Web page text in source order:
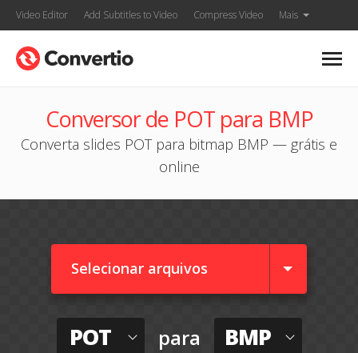
Video Editor Add Subtitles to Video Compress Video Mais
Conversor de POT para BMP
Converta slides POT para bitmap BMP — grátis e
online
Selecionar arquivos
POT para BMP